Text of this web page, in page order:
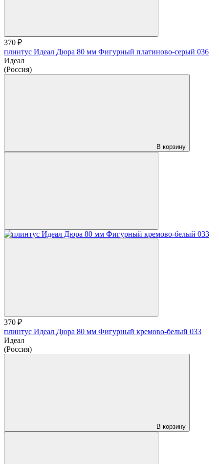
370 ₽
плинтус Идеал Дюра 80 мм Фигурный платиново-серый 036
Идеал
(Россия)
В корзину
370 ₽
плинтус Идеал Дюра 80 мм Фигурный кремово-белый 033
Идеал
(Россия)
В корзину